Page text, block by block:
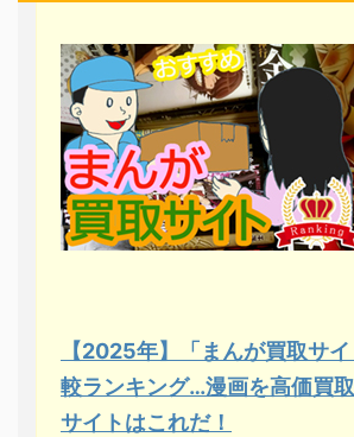
【2025年】「まんが買取サ
較ランキング…漫画を高価買
サイトはこれだ！